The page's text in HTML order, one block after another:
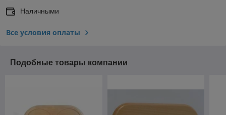
Наличными
Все условия оплаты
Подобные товары компании